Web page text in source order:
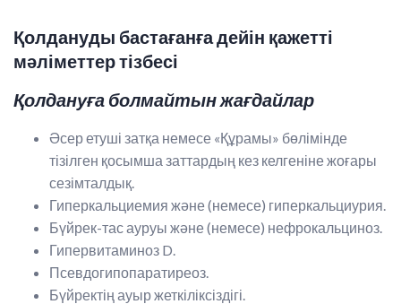
Қолдануды бастағанға дейін қажетті
мәліметтер тізбесі
Қолдануға болмайтын жағдайлар
Әсер етуші затқа немесе «Құрамы» бөлімінде
тізілген қосымша заттардың кез келгеніне жоғары
сезімталдық.
Гиперкальциемия және (немесе) гиперкальциурия.
Бүйрек-тас ауруы және (немесе) нефрокальциноз.
Гипервитаминоз D.
Псевдогипопаратиреоз.
Бүйректің ауыр жеткіліксіздігі.